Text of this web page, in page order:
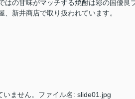
はの甘味がマッチする焼酎は彩の国優良
新井商店で取り扱われています。